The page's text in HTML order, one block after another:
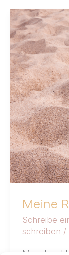
Meine
Schreibe
schreiben /
Meine
Reise
zum